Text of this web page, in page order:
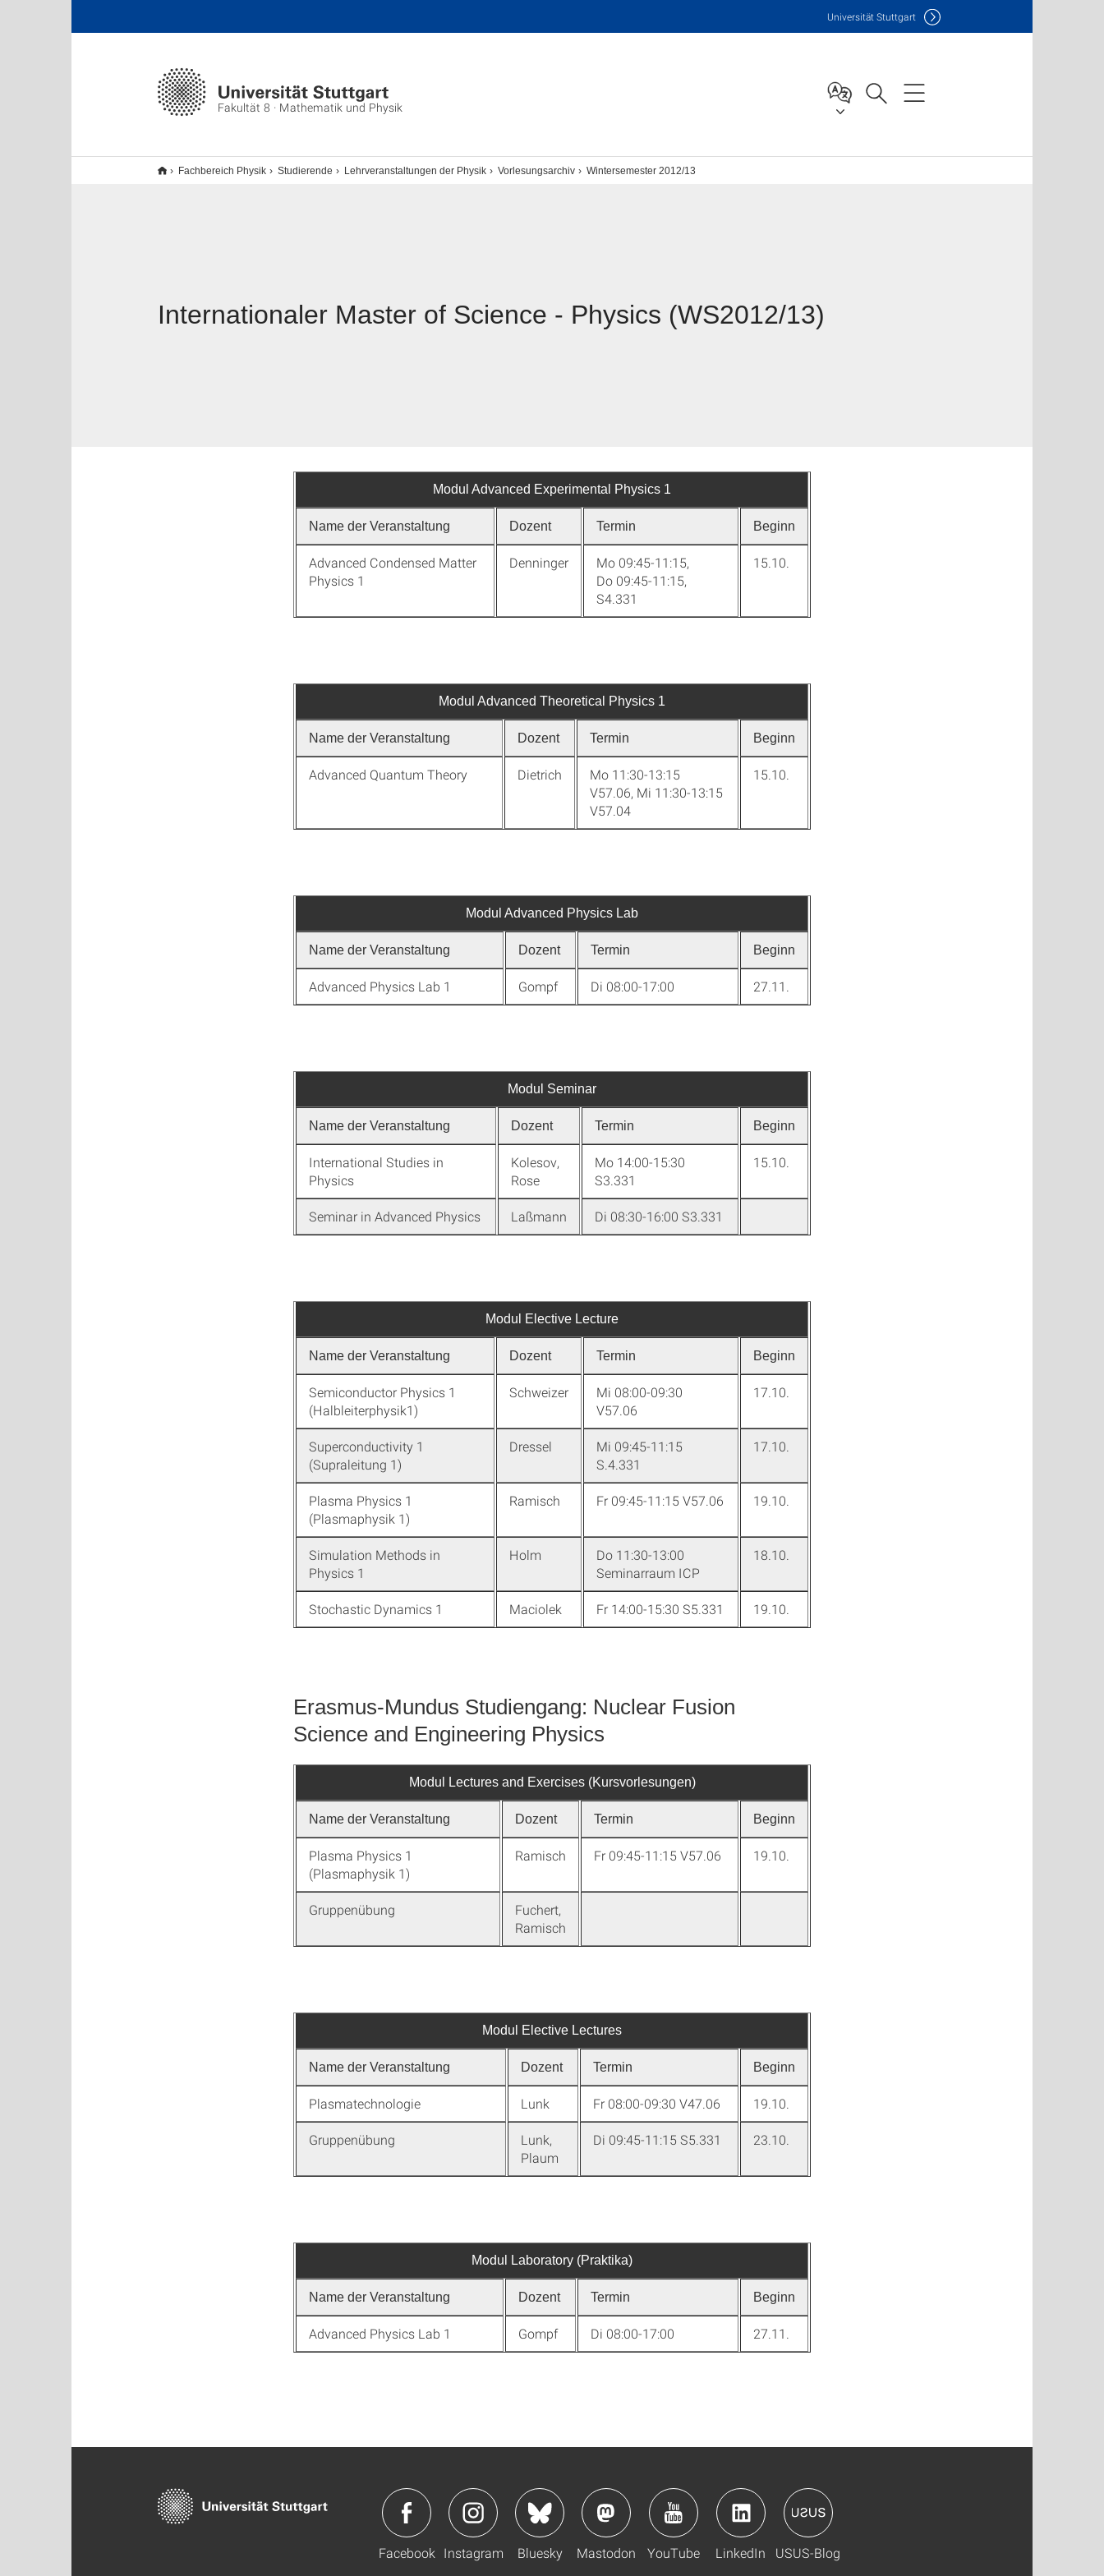
Fakultät 8 · Mathematik und Physik
Universität Stuttgart
Fachbereich Physik Studierende Lehrveranstaltungen der Physik Vorlesungsarchiv Wintersemester 2012/13
Internationaler Master of Science - Physics (WS2012/13)
Modul Advanced Experimental Physics 1
Name der Veranstaltung Dozent Termin Beginn
Advanced Condensed Matter
Physics 1
Denninger
Mo 09:45-11:15,
Do 09:45-11:15,
S4.331
15.10.
Modul Advanced Theoretical Physics 1
Name der Veranstaltung Dozent Termin Beginn
Advanced Quantum Theory Dietrich
Mo 11:30-13:15
V57.06, Mi 11:30-13:15
V57.04
15.10.
Modul Advanced Physics Lab
Name der Veranstaltung Dozent Termin Beginn
Advanced Physics Lab 1 Gompf Di 08:00-17:00 27.11.
Modul Seminar
Name der Veranstaltung Dozent Termin Beginn
International Studies in
Physics
Kolesov,
Rose
Mo 14:00-15:30
S3.331
15.10.
Seminar in Advanced Physics Laßmann Di 08:30-16:00 S3.331
Modul Elective Lecture
Name der Veranstaltung Dozent Termin Beginn
Semiconductor Physics 1
(Halbleiterphysik1)
Schweizer
Mi 08:00-09:30
V57.06
17.10.
Superconductivity 1
(Supraleitung 1)
Dressel
Mi 09:45-11:15
S.4.331
17.10.
Plasma Physics 1
(Plasmaphysik 1)
Ramisch Fr 09:45-11:15 V57.06 19.10.
Simulation Methods in
Physics 1
Holm
Do 11:30-13:00
Seminarraum ICP
18.10.
Stochastic Dynamics 1 Maciolek Fr 14:00-15:30 S5.331 19.10.
Erasmus-Mundus Studiengang: Nuclear Fusion
Science and Engineering Physics
Modul Lectures and Exercises (Kursvorlesungen)
Name der Veranstaltung Dozent Termin Beginn
Plasma Physics 1
(Plasmaphysik 1)
Ramisch Fr 09:45-11:15 V57.06 19.10.
Gruppenübung
Fuchert,
Ramisch
Modul Elective Lectures
Name der Veranstaltung Dozent Termin Beginn
Plasmatechnologie Lunk Fr 08:00-09:30 V47.06 19.10.
Gruppenübung
Lunk,
Plaum
Di 09:45-11:15 S5.331 23.10.
Modul Laboratory (Praktika)
Name der Veranstaltung Dozent Termin Beginn
Advanced Physics Lab 1 Gompf Di 08:00-17:00 27.11.
Facebook Instagram Bluesky Mastodon YouTube LinkedIn USUS-Blog